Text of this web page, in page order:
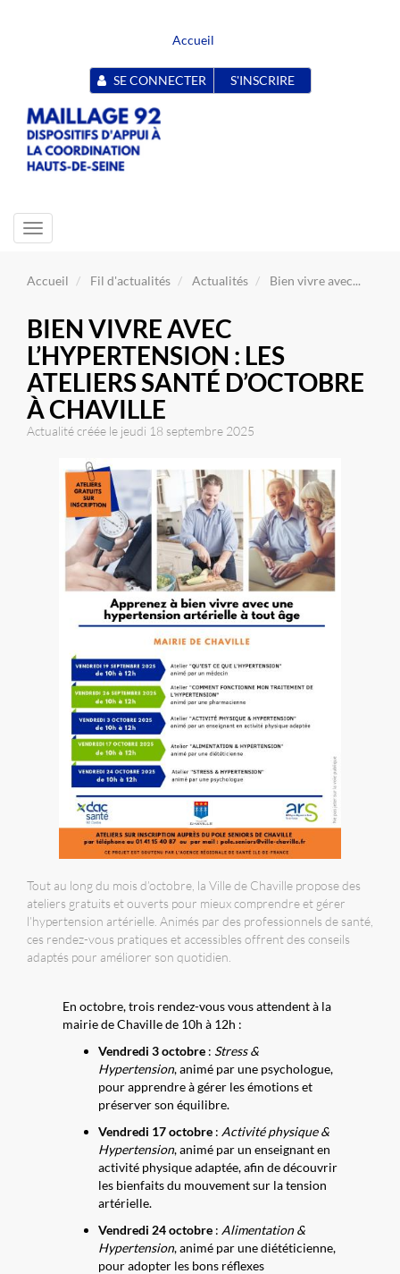
Accueil
SE CONNECTER S'INSCRIRE
Toggle
navigation
Accueil Fil d'actualités Actualités Bien vivre avec...
BIEN VIVRE AVEC
L’HYPERTENSION : LES
ATELIERS SANTÉ D’OCTOBRE
À CHAVILLE
Actualité créée le jeudi 18 septembre 2025
Tout au long du mois d’octobre, la Ville de Chaville propose des
ateliers gratuits et ouverts pour mieux comprendre et gérer
l’hypertension artérielle. Animés par des professionnels de santé,
ces rendez-vous pratiques et accessibles offrent des conseils
adaptés pour améliorer son quotidien.
En octobre, trois rendez-vous vous attendent à la
mairie de Chaville de 10h à 12h :
Vendredi 3 octobre : Stress &
Hypertension, animé par une psychologue,
pour apprendre à gérer les émotions et
préserver son équilibre.
Vendredi 17 octobre : Activité physique &
Hypertension, animé par un enseignant en
activité physique adaptée, afin de découvrir
les bienfaits du mouvement sur la tension
artérielle.
Vendredi 24 octobre : Alimentation &
Hypertension, animé par une diététicienne,
pour adopter les bons réflexes